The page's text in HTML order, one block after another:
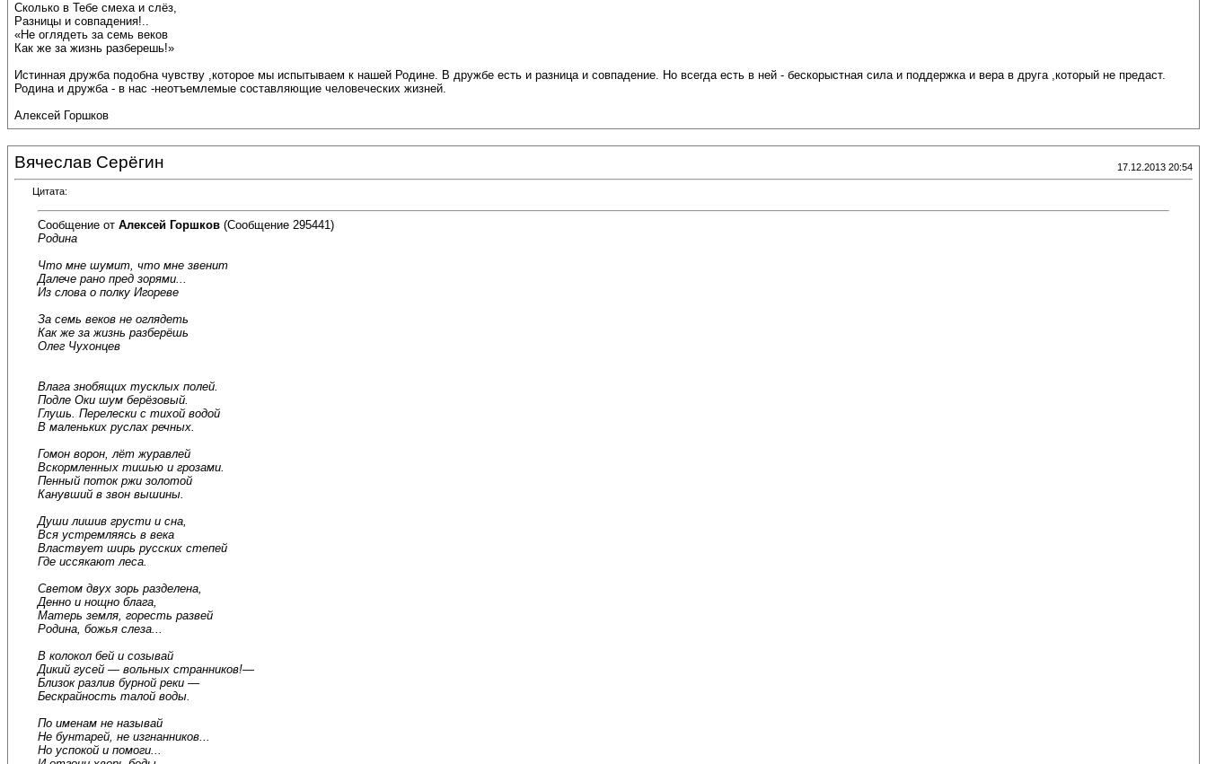
Сколько в Тебе смеха и слёз,
Разницы и совпадения!..
«Не оглядеть за семь веков
Как же за жизнь разберешь!»
Истинная дружба подобна чувству ,которое мы испытываем к нашей Родине. В дружбе есть и разница и совпадение. Но всегда есть в ней - бескорыстная сила и поддержка и вера в друга ,который не предаст.
Родина и дружба - в нас -неотъемлемые составляющие человеческих жизней.
Алексей Горшков
Вячеслав Серёгин 17.12.2013 20:54
Цитата:
Сообщение от Алексей Горшков (Сообщение 295441)
Родина
Что мне шумит, что мне звенит
Далече рано пред зорями...
Из слова о полку Игореве
За семь веков не оглядеть
Как же за жизнь разберёшь
Олег Чухонцев
Влага знобящих тусклых полей.
Подле Оки шум берёзовый.
Глушь. Перелески с тихой водой
В маленьких руслах речных.
Гомон ворон, лёт журавлей
Вскормленных тишью и грозами.
Пенный поток ржи золотой
Канувший в звон вышины.
Души лишив грусти и сна,
Вся устремляясь в века
Властвует ширь русских степей
Где иссякают леса.
Светом двух зорь разделена,
Денно и нощно блага,
Матерь земля, горесть развей
Родина, божья слеза...
В колокол бей и созывай
Дикий гусей — вольных странников!—
Близок разлив бурной реки —
Бескрайность талой воды.
По именам не называй
Не бунтарей, не изгнанников...
Но успокой и помоги...